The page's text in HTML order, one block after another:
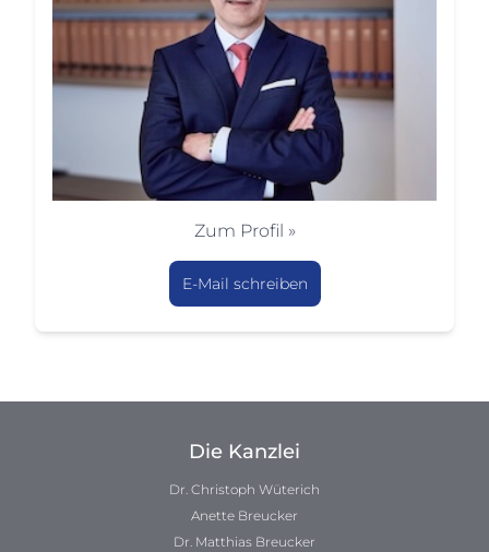
Zum Profil »
E-Mail schreiben
Die Kanzlei
Dr. Christoph Wüterich
Anette Breucker
Dr. Matthias Breucker